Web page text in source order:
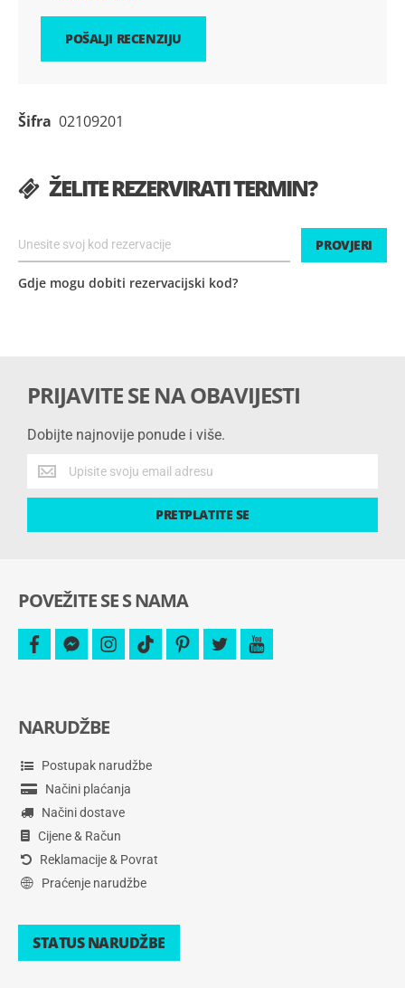
POŠALJI RECENZIJU
Šifra 02109201
ŽELITE REZERVIRATI TERMIN?
PROVJERI
Gdje mogu dobiti rezervacijski kod?
PRIJAVITE SE NA OBAVIJESTI
Dobijte najnovije ponude i više.
Dobijte
najnovije
ponude
PRETPLATITE SE
POVEŽITE SE S NAMA
facebookfacebook-
messenger
instagram
tiktokpinterest
twitteryoutube
NARUDŽBE
Postupak narudžbe
Načini plaćanja
Načini dostave
Cijene & Račun
Reklamacije & Povrat
Praćenje narudžbe
STATUS NARUDŽBE